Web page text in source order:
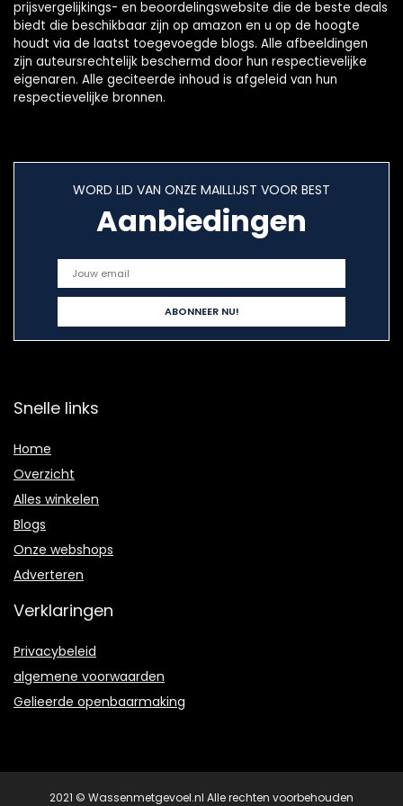
prijsvergelijkings- en beoordelingswebsite die de beste deals
biedt die beschikbaar zijn op amazon en u op de hoogte
houdt via de laatst toegevoegde blogs. Alle afbeeldingen
zijn auteursrechtelijk beschermd door hun respectievelijke
eigenaren. Alle geciteerde inhoud is afgeleid van hun
respectievelijke bronnen.
WORD LID VAN ONZE MAILLIJST VOOR BEST
Aanbiedingen
Snelle links
Home
Overzicht
Alles winkelen
Blogs
Onze webshops
Adverteren
Verklaringen
Privacybeleid
algemene voorwaarden
Gelieerde openbaarmaking
2021 © Wassenmetgevoel.nl Alle rechten voorbehouden